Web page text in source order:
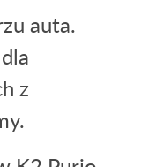
auta.
z